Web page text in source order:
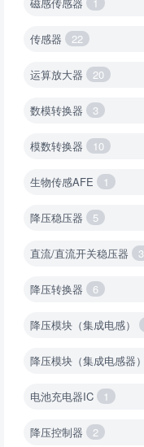
传感器 22
运算放大器 20
数模转换器 3
模数转换器 10
生物传感AFE 1
降压稳压器 5
直流/直流开关稳压器 3
降压转换器 6
降压模块（集成电感）
降压模块（集成电感器）
电池充电器IC 1
降压控制器 2